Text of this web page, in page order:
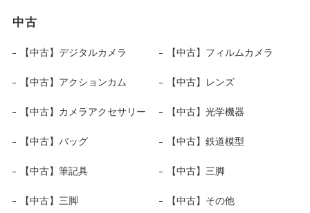
中古
【中古】デジタルカメラ 【中古】フィルムカメラ
【中古】アクションカム 【中古】レンズ
【中古】カメラアクセサリー 【中古】光学機器
【中古】バッグ 【中古】鉄道模型
【中古】筆記具 【中古】三脚
【中古】三脚 【中古】その他